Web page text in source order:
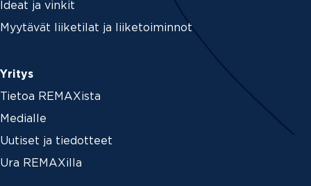
Ideat ja vinkit
Myytävät liiketilat ja liiketoiminnot
Yritys
Tietoa REMAXista
Medialle
Uutiset ja tiedotteet
Ura REMAXilla